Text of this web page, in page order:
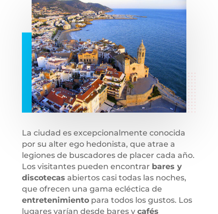
La ciudad es excepcionalmente conocida
por su alter ego hedonista, que atrae a
legiones de buscadores de placer cada año.
Los visitantes pueden encontrar bares y
discotecas abiertos casi todas las noches,
que ofrecen una gama ecléctica de
entretenimientopara todos los gustos. Los
lugares varían desde bares y cafés